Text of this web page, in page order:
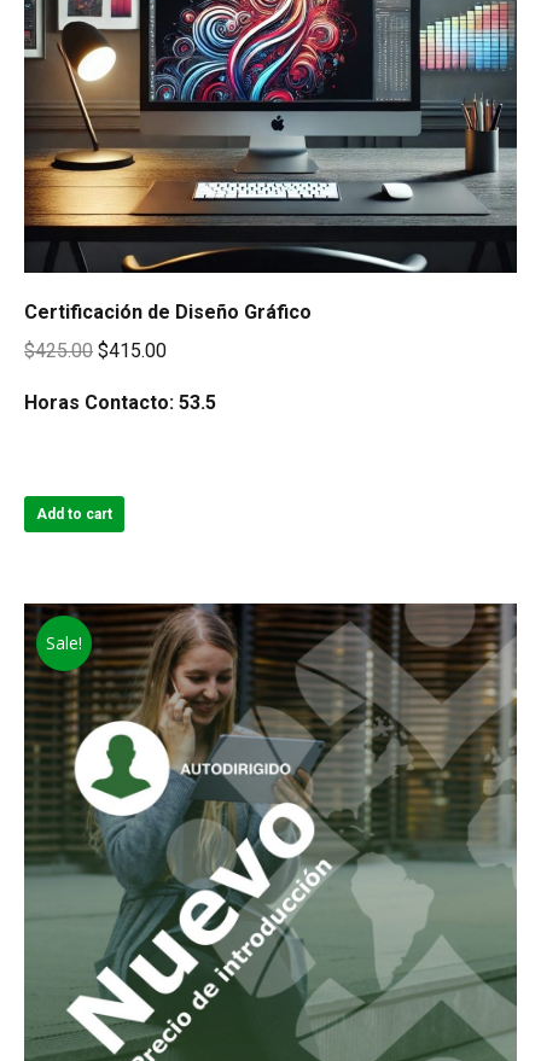
Certificación de Diseño Gráfico
$425.00 Original
was:
$415.00Current
is:
Horas Contacto: 53.5
Add to cart
Sale!